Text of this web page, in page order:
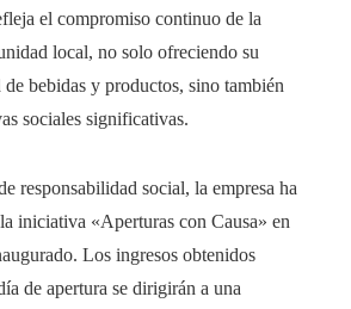
el compromiso continuo de la
local, no solo ofreciendo su
bebidas y productos, sino también
sociales significativas.​
responsabilidad social, la empresa ha
iniciativa «Aperturas con Causa» en
Los ingresos obtenidos
de apertura se dirigirán a una